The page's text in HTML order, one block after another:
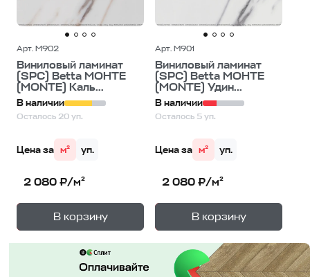
Арт. M902
Виниловый ламинат
(SPC) Betta МОНТЕ
(MONTE) Каль...
В наличии
Осталось 20 уп.
Цена за м² уп.
2 080 ₽/м²
В корзину
— 1уп.
Арт. M901
Виниловый ламинат
(SPC) Betta МОНТЕ
(MONTE) Удин...
В наличии
Осталось 5 уп.
Цена за м² уп.
2 080 ₽/м²
В корзину
— 1уп.